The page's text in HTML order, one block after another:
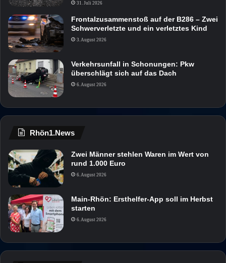
31. Juli 2026
Frontalzusammenstoß auf der B286 – Zwei
Schwerverletzte und ein verletztes Kind
3. August 2026
Verkehrsunfall in Schonungen: Pkw
überschlägt sich auf das Dach
6. August 2026
Rhön1.News
Zwei Männer stehlen Waren im Wert von
rund 1.000 Euro
6. August 2026
Main-Rhön: Ersthelfer-App soll im Herbst
starten
6. August 2026